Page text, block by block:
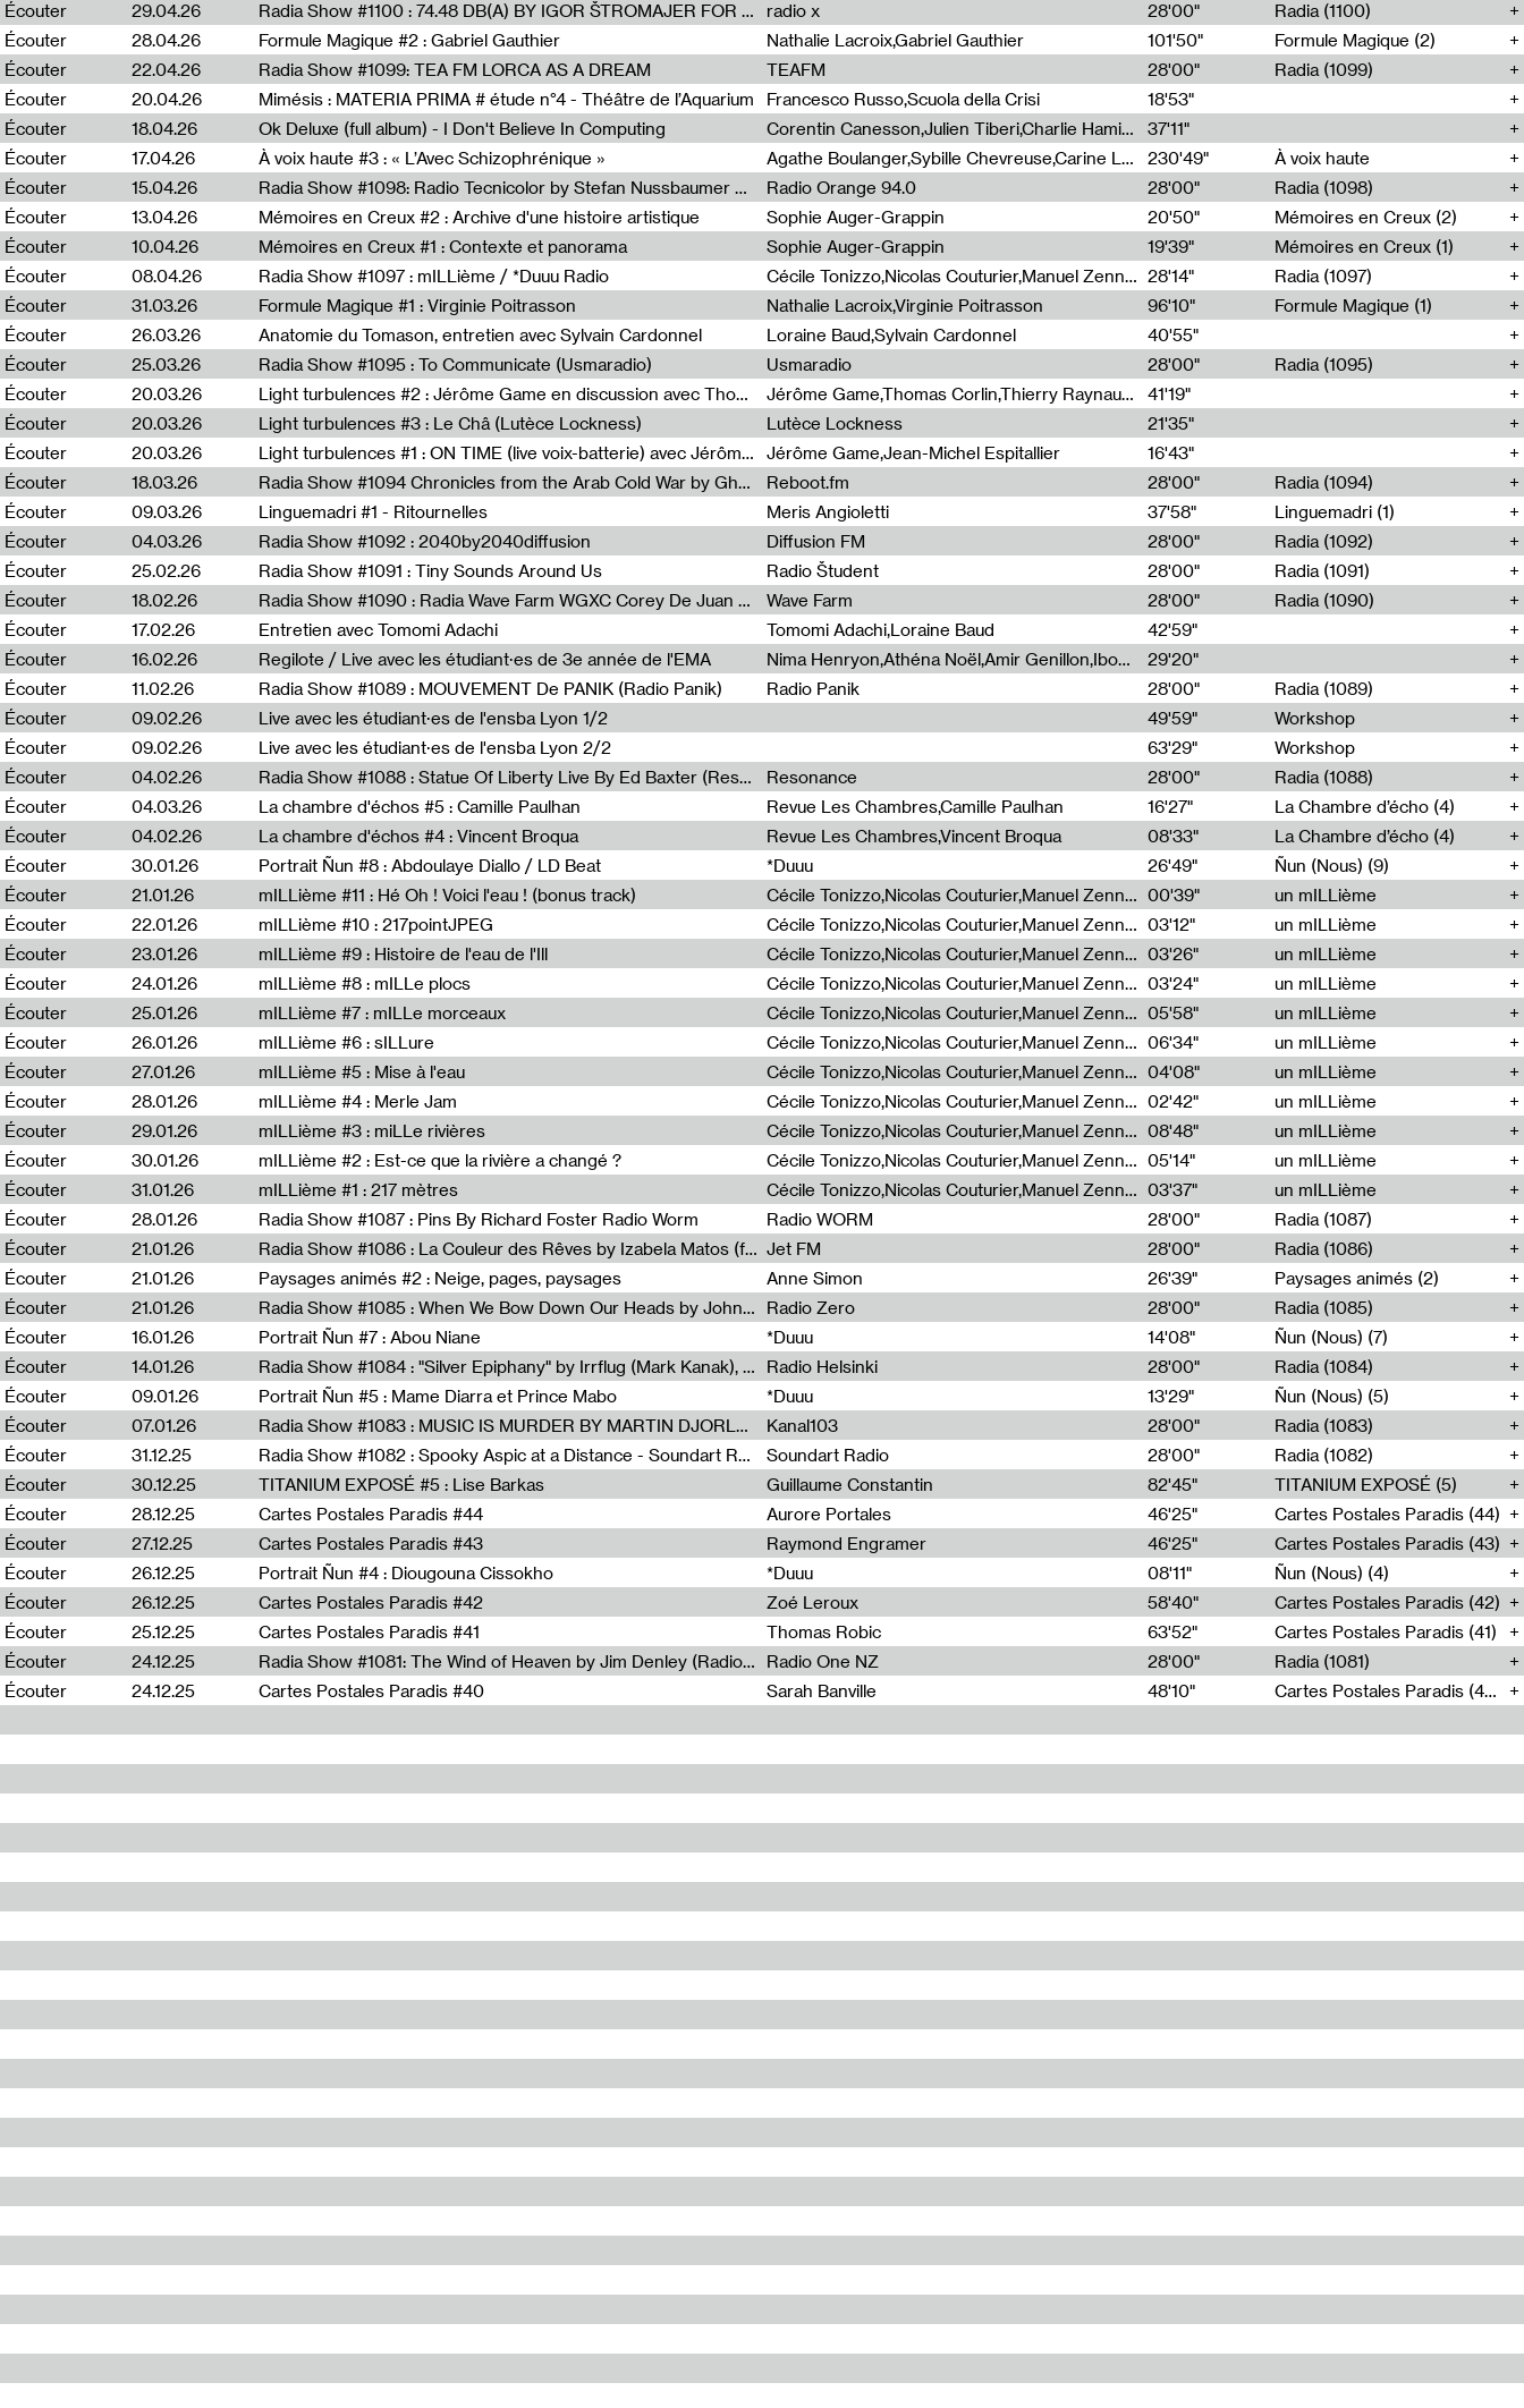
Écouter
29.04.26 Radia Show #1100 : 74.48 DB(A) BY IGOR ŠTROMAJER FOR RADIO X radio x 28'00"
Radia (1100)
Écouter
28.04.26 Formule Magique #2 : Gabriel Gauthier Nathalie Lacroix,Gabriel Gauthier 101'50"
Formule Magique (2)
Écouter
22.04.26 Radia Show #1099: TEA FM LORCA AS A DREAM TEAFM 28'00"
Radia (1099)
Écouter
20.04.26 Mimésis : MATERIA PRIMA # étude n°4 - Théâtre de l’Aquarium Francesco Russo,Scuola della Crisi
18'53"
Écouter
18.04.26 Ok Deluxe (full album) - I Don't Believe In Computing Corentin Canesson,Julien Tiberi,Charlie Hamish Jeffery
37'11"
Écouter
17.04.26 À voix haute #3 : « L’Avec Schizophrénique » Agathe Boulanger,Sybille Chevreuse,Carine Lendrin,Léna Monnier,Graziela Susin,Camille Zuber 230'49"
À voix haute
Écouter
15.04.26 Radia Show #1098: Radio Tecnicolor by Stefan Nussbaumer & Georg Zichy (Radio Orange 94.0) Radio Orange 94.0 28'00"
Radia (1098)
Écouter
13.04.26 Mémoires en Creux #2 : Archive d'une histoire artistique Sophie Auger-Grappin 20'50"
Mémoires en Creux (2)
Écouter
10.04.26 Mémoires en Creux #1 : Contexte et panorama Sophie Auger-Grappin 19'39"
Mémoires en Creux (1)
Écouter
08.04.26 Radia Show #1097 : mILLième / *Duuu Radio Cécile Tonizzo,Nicolas Couturier,Manuel Zenner,Aquila Lescene,Curtis Coco,Cyril Magnier 28'14"
Radia (1097)
Écouter
31.03.26 Formule Magique #1 : Virginie Poitrasson Nathalie Lacroix,Virginie Poitrasson 96'10"
Formule Magique (1)
Écouter
26.03.26 Anatomie du Tomason, entretien avec Sylvain Cardonnel Loraine Baud,Sylvain Cardonnel
40'55"
Écouter
25.03.26 Radia Show #1095 : To Communicate (Usmaradio) Usmaradio 28'00"
Radia (1095)
Écouter
20.03.26 Light turbulences #2 : Jérôme Game en discussion avec Thomas Corlin Jérôme Game,Thomas Corlin,Thierry Raynaud,Hubert Colas
41'19"
Écouter
20.03.26 Light turbulences #3 : Le Châ (Lutèce Lockness) Lutèce Lockness
21'35"
Écouter
20.03.26 Light turbulences #1 : ON TIME (live voix-batterie) avec Jérôme Game & Jean-Michel Espitallier Jérôme Game,Jean-Michel Espitallier
16'43"
Écouter
18.03.26 Radia Show #1094 Chronicles from the Arab Cold War by Ghazi Barakat Reboot.fm 28'00"
Radia (1094)
Écouter
09.03.26 Linguemadri #1 - Ritournelles Meris Angioletti 37'58"
Linguemadri (1)
Écouter
04.03.26 Radia Show #1092 : 2040by2040diffusion Diffusion FM 28'00"
Radia (1092)
Écouter
25.02.26 Radia Show #1091 : Tiny Sounds Around Us Radio Študent 28'00"
Radia (1091)
Écouter
18.02.26 Radia Show #1090 : Radia Wave Farm WGXC Corey De Juan Sherrard Jr Startalk Wave Farm 28'00"
Radia (1090)
Écouter
17.02.26 Entretien avec Tomomi Adachi Tomomi Adachi,Loraine Baud
42'59"
Écouter
16.02.26 Regilote / Live avec les étudiant·es de 3e année de l'EMA Nima Henryon,Athéna Noël,Amir Genillon,Ibourayane Ahmadi,Manelle Cherrih,Honorine Gibello,John Weeber,Manon Joseph
29'20"
Écouter
11.02.26 Radia Show #1089 : MOUVEMENT De PANIK (Radio Panik) Radio Panik 28'00"
Radia (1089)
Écouter
09.02.26 Live avec les étudiant·es de l'ensba Lyon 1/2 49'59"
Workshop
Écouter
09.02.26 Live avec les étudiant·es de l'ensba Lyon 2/2 63'29"
Workshop
Écouter
04.02.26 Radia Show #1088 : Statue Of Liberty Live By Ed Baxter (Resonance) Resonance 28'00"
Radia (1088)
Écouter
04.03.26 La chambre d'échos #5 : Camille Paulhan Revue Les Chambres,Camille Paulhan 16'27"
La Chambre d’écho (4)
Écouter
04.02.26 La chambre d'échos #4 : Vincent Broqua Revue Les Chambres,Vincent Broqua 08'33"
La Chambre d’écho (4)
Écouter
30.01.26 Portrait Ñun #8 : Abdoulaye Diallo / LD Beat *Duuu 26'49"
Ñun (Nous) (9)
Écouter
21.01.26 mILLième #11 : Hé Oh ! Voici l'eau ! (bonus track) Cécile Tonizzo,Nicolas Couturier,Manuel Zenner,Aquila Lescene,Curtis Coco,Cyril Magnier 00'39"
un mILLième
Écouter
22.01.26 mILLième #10 : 217pointJPEG Cécile Tonizzo,Nicolas Couturier,Manuel Zenner,Aquila Lescene,Curtis Coco,Cyril Magnier 03'12"
un mILLième
Écouter
23.01.26 mILLième #9 : Histoire de l'eau de l'Ill Cécile Tonizzo,Nicolas Couturier,Manuel Zenner,Aquila Lescene,Curtis Coco,Cyril Magnier 03'26"
un mILLième
Écouter
24.01.26 mILLième #8 : mILLe plocs Cécile Tonizzo,Nicolas Couturier,Manuel Zenner,Aquila Lescene,Curtis Coco,Cyril Magnier 03'24"
un mILLième
Écouter
25.01.26 mILLième #7 : mILLe morceaux Cécile Tonizzo,Nicolas Couturier,Manuel Zenner,Aquila Lescene,Curtis Coco,Cyril Magnier 05'58"
un mILLième
Écouter
26.01.26 mILLième #6 : sILLure Cécile Tonizzo,Nicolas Couturier,Manuel Zenner,Aquila Lescene,Curtis Coco,Cyril Magnier 06'34"
un mILLième
Écouter
27.01.26 mILLième #5 : Mise à l'eau Cécile Tonizzo,Nicolas Couturier,Manuel Zenner,Aquila Lescene,Curtis Coco,Cyril Magnier 04'08"
un mILLième
Écouter
28.01.26 mILLième #4 : Merle Jam Cécile Tonizzo,Nicolas Couturier,Manuel Zenner,Aquila Lescene,Curtis Coco,Cyril Magnier 02'42"
un mILLième
Écouter
29.01.26 mILLième #3 : miLLe rivières Cécile Tonizzo,Nicolas Couturier,Manuel Zenner,Aquila Lescene,Curtis Coco,Cyril Magnier 08'48"
un mILLième
Écouter
30.01.26 mILLième #2 : Est-ce que la rivière a changé ? Cécile Tonizzo,Nicolas Couturier,Manuel Zenner,Aquila Lescene,Curtis Coco,Cyril Magnier 05'14"
un mILLième
Écouter
31.01.26 mILLième #1 : 217 mètres Cécile Tonizzo,Nicolas Couturier,Manuel Zenner,Aquila Lescene,Curtis Coco,Cyril Magnier 03'37"
un mILLième
Écouter
28.01.26 Radia Show #1087 : Pins By Richard Foster Radio Worm Radio WORM 28'00"
Radia (1087)
Écouter
21.01.26 Radia Show #1086 : La Couleur des Rêves by Izabela Matos (for Jet FM) Jet FM 28'00"
Radia (1086)
Écouter
21.01.26 Paysages animés #2 : Neige, pages, paysages Anne Simon 26'39"
Paysages animés (2)
Écouter
21.01.26 Radia Show #1085 : When We Bow Down Our Heads by John Roach (Radia edit, Rádio Zero) Radio Zero 28'00"
Radia (1085)
Écouter
16.01.26 Portrait Ñun #7 : Abou Niane *Duuu 14'08"
Ñun (Nous) (7)
Écouter
14.01.26 Radia Show #1084 : "Silver Epiphany" by Irrflug (Mark Kanak), featuring Jarboe and Blixa Bargeld (for Radio Helsinki) Radio Helsinki 28'00"
Radia (1084)
Écouter
09.01.26 Portrait Ñun #5 : Mame Diarra et Prince Mabo *Duuu 13'29"
Ñun (Nous) (5)
Écouter
07.01.26 Radia Show #1083 : MUSIC IS MURDER BY MARTIN DJORLEV (KANAL103) Kanal103 28'00"
Radia (1083)
Écouter
31.12.25 Radia Show #1082 : Spooky Aspic at a Distance - Soundart Radio Soundart Radio 28'00"
Radia (1082)
Écouter
30.12.25 TITANIUM EXPOSÉ #5 : Lise Barkas Guillaume Constantin 82'45"
TITANIUM EXPOSÉ (5)
Écouter
28.12.25 Cartes Postales Paradis #44 Aurore Portales 46'25"
Cartes Postales Paradis (44)
Écouter
27.12.25 Cartes Postales Paradis #43 Raymond Engramer 46'25"
Cartes Postales Paradis (43)
Écouter
26.12.25 Portrait Ñun #4 : Diougouna Cissokho *Duuu 08'11"
Ñun (Nous) (4)
Écouter
26.12.25 Cartes Postales Paradis #42 Zoé Leroux 58'40"
Cartes Postales Paradis (42)
Écouter
25.12.25 Cartes Postales Paradis #41 Thomas Robic 63'52"
Cartes Postales Paradis (41)
Écouter
24.12.25 Radia Show #1081: The Wind of Heaven by Jim Denley (Radio One 91 FM) Radio One NZ 28'00"
Radia (1081)
Écouter
24.12.25 Cartes Postales Paradis #40 Sarah Banville 48'10" Cartes Postales Paradis (40)